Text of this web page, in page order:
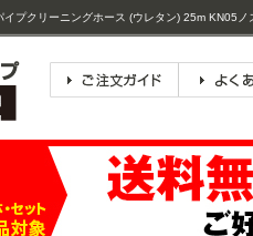
プクリーニングホース (ウレタン) 25m KN05ノ